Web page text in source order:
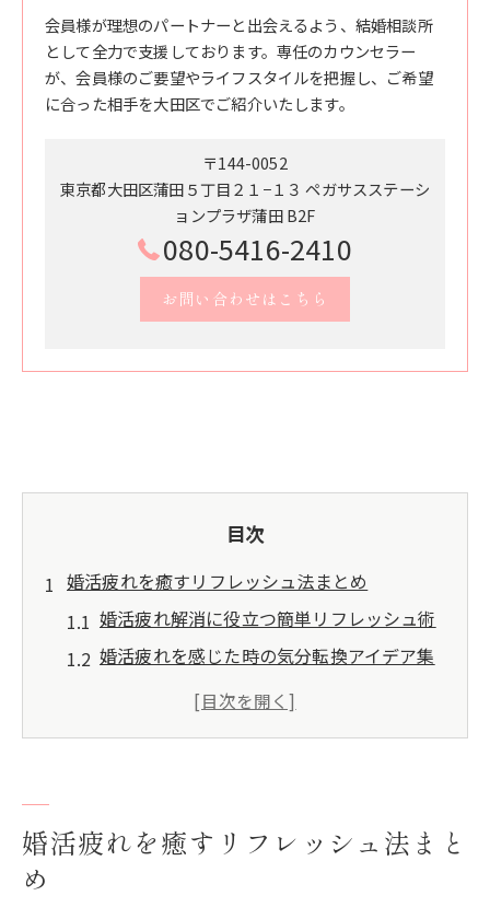
会員様が理想のパートナーと出会えるよう、結婚相談所
として全力で支援しております。専任のカウンセラー
が、会員様のご要望やライフスタイルを把握し、ご希望
に合った相手を大田区でご紹介いたします。
〒144-0052
東京都大田区蒲田５丁目２１−１３ ペガサスステーシ
ョンプラザ蒲田 B2F
080-5416-2410
お問い合わせはこちら
目次
婚活疲れを癒すリフレッシュ法まとめ
婚活疲れ解消に役立つ簡単リフレッシュ術
婚活疲れを感じた時の気分転換アイデア集
婚活疲れ対策におすすめのリラックス方法
婚活疲れを相談できる安心の相談先の特徴
婚活疲れを癒すリフレッシュ法まと
め